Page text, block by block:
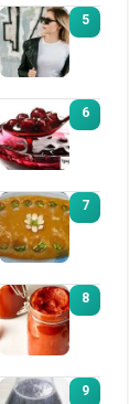
5
6
7
8
9